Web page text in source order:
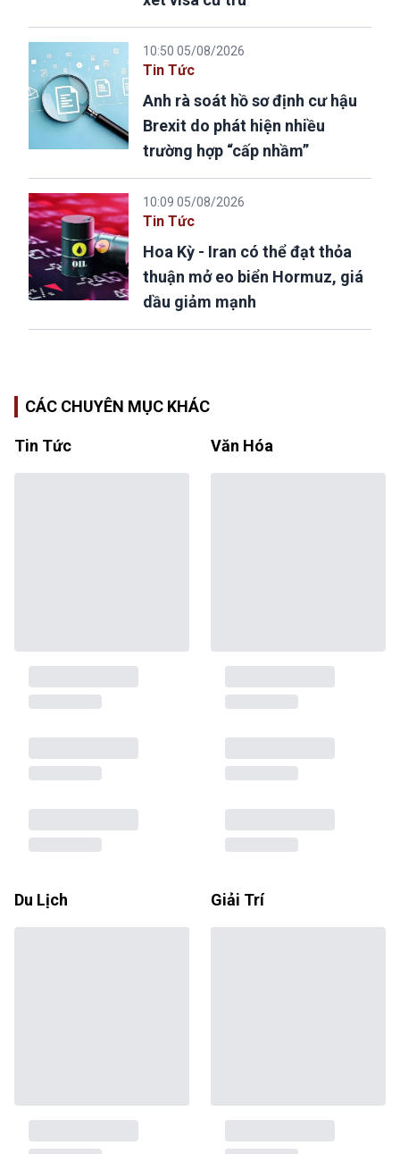
10:50 05/08/2026
Tin Tức
Anh rà soát hồ sơ định cư hậu
Brexit do phát hiện nhiều
trường hợp “cấp nhầm”
10:09 05/08/2026
Tin Tức
Hoa Kỳ - Iran có thể đạt thỏa
thuận mở eo biển Hormuz, giá
dầu giảm mạnh
CÁC CHUYÊN MỤC KHÁC
Tin Tức Văn Hóa
Du Lịch Giải Trí